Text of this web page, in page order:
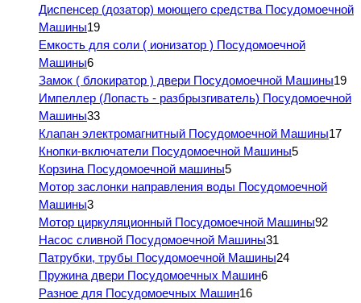
Диспенсер (дозатор) моющего средства Посудомоечной
Машины19
Емкость для соли ( ионизатор ) Посудомоечной
Машины6
Замок ( блокиратор ) двери Посудомоечной Машины19
Импеллер (Лопасть - разбрызгиватель) Посудомоечной
Машины33
Клапан электромагнитный Посудомоечной Машины17
Кнопки-включатели Посудомоечной Машины5
Корзина Посудомоечной машины5
Мотор заслонки направления воды Посудомоечной
Машины3
Мотор циркуляционный Посудомоечной Машины92
Насос сливной Посудомоечной Машины31
Патрубки, трубы Посудомоечной Машины24
Пружина двери Посудомоечных Машин6
Разное для Посудомоечных Машин16